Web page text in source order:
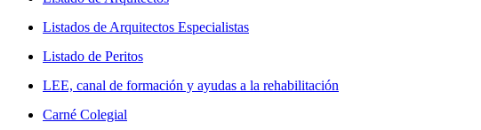
Listados de Arquitectos Especialistas
Listado de Peritos
LEE, canal de formación y ayudas a la rehabilitación
Carné Colegial